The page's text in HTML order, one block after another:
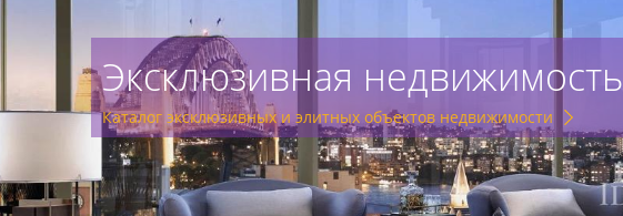
Эксклюзивная недвижимость
Каталог эксклюзивных и элитных объектов недвижимости